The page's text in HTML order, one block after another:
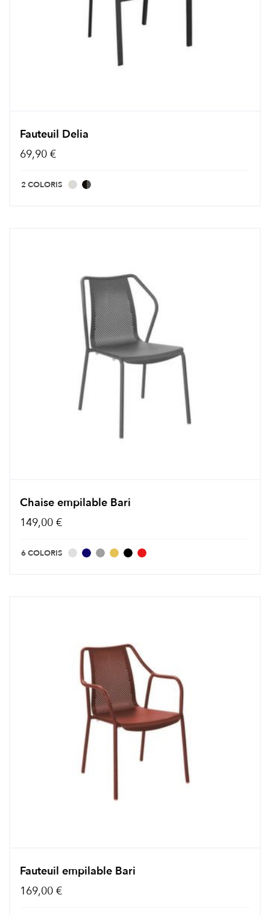
Fauteuil Delia
69,90 €
2 COLORIS
Chaise empilable Bari
149,00 €
6 COLORIS
Fauteuil empilable Bari
169,00 €